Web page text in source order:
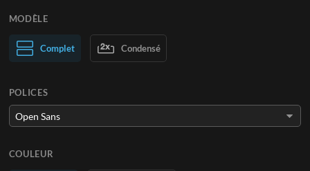
Normal Large
MODÈLE
Complet Condensé
POLICES
COULEUR